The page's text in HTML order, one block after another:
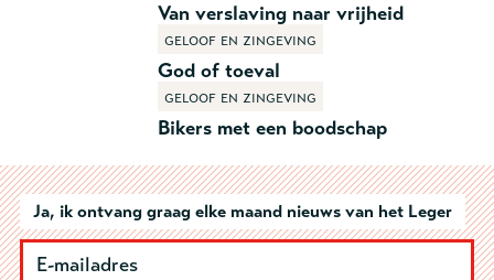
Van verslaving naar vrijheid
God of toeval
Geloof en zingeving
Bikers met een boodschap
Geloof en zingeving
Ja, ik ontvang graag elke maand nieuws van het Leger